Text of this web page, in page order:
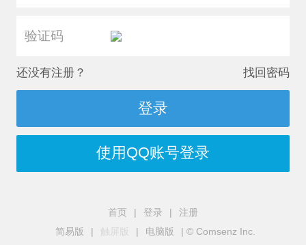
还没有注册？ 找回密码
登录
使用QQ账号登录
首页 | 登录 |
注册
简易版
| 触屏版 | 电脑版 | © Comsenz Inc.